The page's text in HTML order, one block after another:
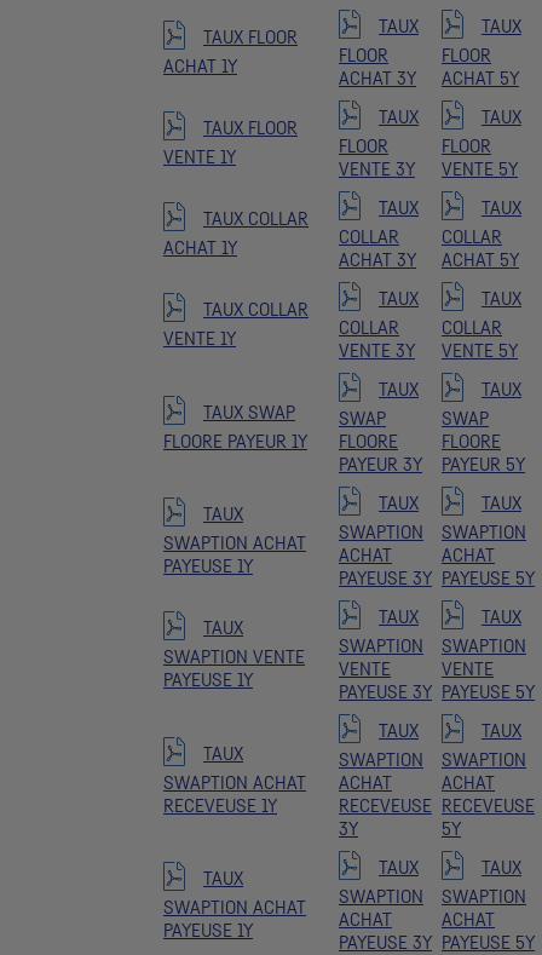
TAUX FLOOR
ACHAT 1Y
TAUX
FLOOR
ACHAT 3Y
TAUX
FLOOR
ACHAT 5Y
TAUX FLOOR
VENTE 1Y
TAUX
FLOOR
VENTE 3Y
TAUX
FLOOR
VENTE 5Y
TAUX COLLAR
ACHAT 1Y
TAUX
COLLAR
ACHAT 3Y
TAUX
COLLAR
ACHAT 5Y
TAUX COLLAR
VENTE 1Y
TAUX
COLLAR
VENTE 3Y
TAUX
COLLAR
VENTE 5Y
TAUX SWAP
FLOORE PAYEUR 1Y
TAUX
SWAP
FLOORE
PAYEUR 3Y
TAUX
SWAP
FLOORE
PAYEUR 5Y
TAUX
SWAPTION ACHAT
PAYEUSE 1Y
TAUX
SWAPTION
ACHAT
PAYEUSE 3Y
TAUX
SWAPTION
ACHAT
PAYEUSE 5Y
TAUX
SWAPTION VENTE
PAYEUSE 1Y
TAUX
SWAPTION
VENTE
PAYEUSE 3Y
TAUX
SWAPTION
VENTE
PAYEUSE 5Y
TAUX
SWAPTION ACHAT
RECEVEUSE 1Y
TAUX
SWAPTION
ACHAT
RECEVEUSE
3Y
TAUX
SWAPTION
ACHAT
RECEVEUSE
5Y
TAUX
SWAPTION ACHAT
PAYEUSE 1Y
TAUX
SWAPTION
ACHAT
PAYEUSE 3Y
TAUX
SWAPTION
ACHAT
PAYEUSE 5Y